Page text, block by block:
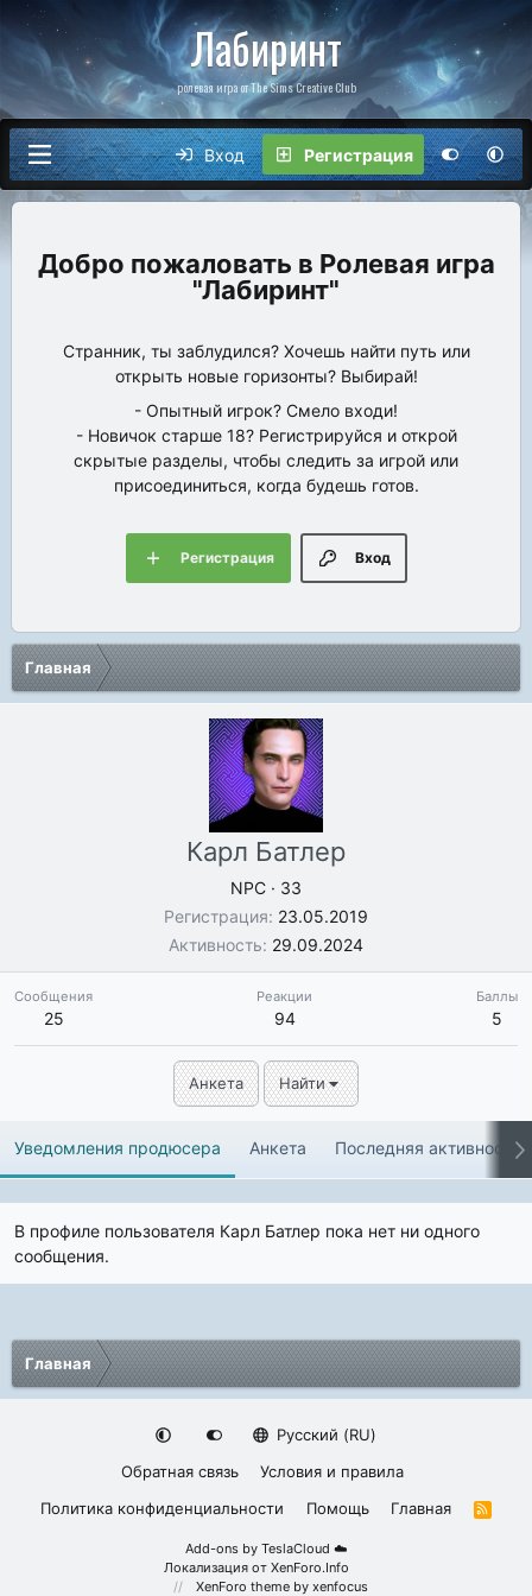
Лабиринт
ролевая игра от The Sims Creative Club
Вход Регистрация
Ролевая игра
"Лабиринт"
Странник, ты заблудился? Хочешь найти путь или
открыть новые горизонты? Выбирай!
- Опытный игрок? Смело входи!
- Новичок старше 18? Регистрируйся и открой
скрытые разделы, чтобы следить за игрой или
присоединиться, когда будешь готов.
Вход
Регистрация
Главная
Карл Батлер
NPC · 33
Регистрация 23.05.2019
Активность 29.09.2024
Сообщения
25
Реакции
94
Баллы
5
Анкета Найти
Уведомления продюсера Анкета Последняя активность
В профиле пользователя Карл Батлер пока нет ни одного
сообщения.
Главная
Русский (RU)
Обратная связь
Условия и правила
Политика конфиденциальности
Помощь Главная
R
Add-ons by TeslaCloud ☁️
Локализация от XenForo.Info
XenForo theme by xenfocus